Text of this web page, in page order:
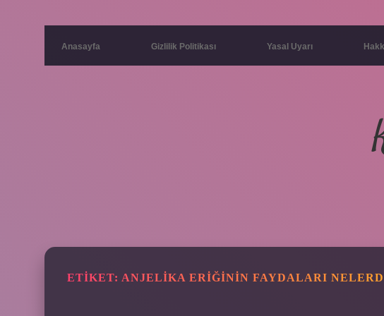
Anasayfa Gizlilik Politikası Yasal Uyarı
ETIKET: ANJELIKA ERIĞININ FAYDALARI